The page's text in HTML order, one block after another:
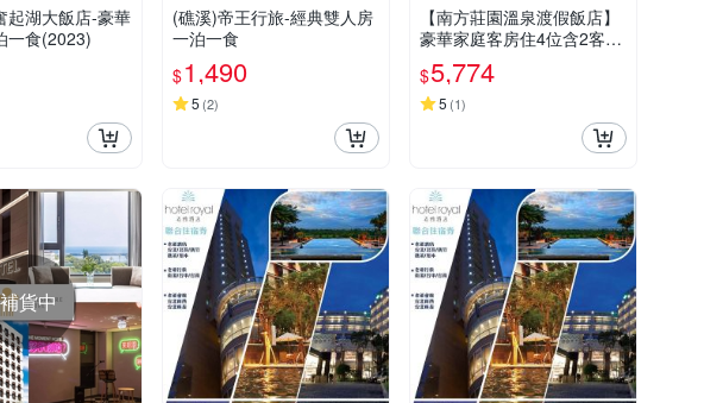
起湖大飯店-豪華
一食(2023)
(礁溪)帝王行旅-經典雙人房
一泊一食
$1,490
5 (2)
【南方莊園溫泉渡假飯店】
豪華家庭客房住4位含2客早
餐
$5,774
5 (1)
補貨中